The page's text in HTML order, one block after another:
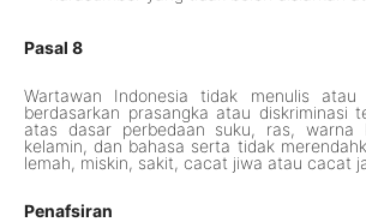
Pasal 8
Wartawan Indonesia tidak menulis atau
berdasarkan prasangka atau diskriminasi
atas dasar perbedaan suku, ras, warna
kelamin, dan bahasa serta tidak
lemah, miskin, sakit, cacat jiwa atau cacat
Penafsiran